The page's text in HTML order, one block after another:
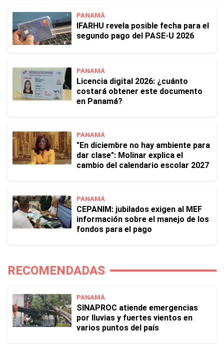
PANAMÁ
IFARHU revela posible fecha para el
segundo pago del PASE-U 2026
PANAMÁ
Licencia digital 2026: ¿cuánto
costará obtener este documento
en Panamá?
PANAMÁ
"En diciembre no hay ambiente para
dar clase": Molinar explica el
cambio del calendario escolar 2027
PANAMÁ
CEPANIM: jubilados exigen al MEF
información sobre el manejo de los
fondos para el pago
RECOMENDADAS
PANAMÁ
SINAPROC atiende emergencias
por lluvias y fuertes vientos en
varios puntos del país